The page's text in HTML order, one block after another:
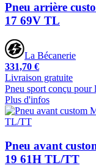
Pneu arrière
17 69V TL
La Bécanerie
331,70 €
Livraison gratuite
Pneu sport conçu pour
Plus d'infos
Pneu avant
19 61H TL/TT